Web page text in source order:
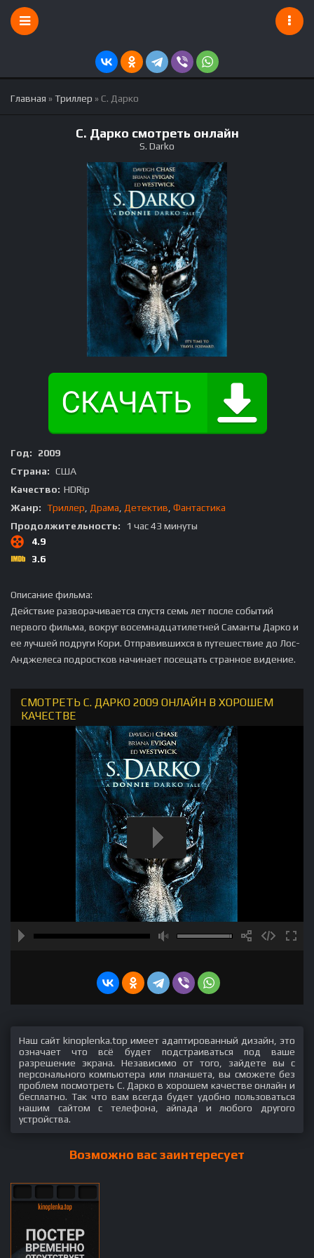
Главная »Триллер » С. Дарко
С. Дарко смотреть онлайн
S. Darko
Год:
2009
Страна: США
Качество: HDRip
Жанр: Триллер, Драма, Детектив, Фантастика
Продолжительность:
1 час 43 минуты
4.9
3.6
Описание фильма:
Действие разворачивается спустя семь лет после событий
первого фильма, вокруг восемнадцатилетней Саманты Дарко и
ее лучшей подруги Кори. Отправившихся в путешествие до Лос-
Анджелеса подростков начинает посещать странное видение.
СМОТРЕТЬ С. ДАРКО 2009 ОНЛАЙН В ХОРОШЕМ
КАЧЕСТВЕ
Наш сайт kinoplenka.top имеет адаптированный дизайн, это
означает что всё будет подстраиваться под ваше
разрешение экрана. Независимо от того, зайдете вы с
персонального компьютера или планшета, вы сможете без
проблем посмотреть С. Дарко в хорошем качестве онлайн и
бесплатно. Так что вам всегда будет удобно пользоваться
нашим сайтом с телефона, айпада и любого другого
устройства.
Возможно вас заинтересует